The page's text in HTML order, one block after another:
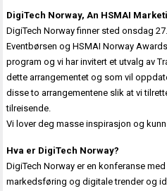
DigiTech Norway, An HSMAI
DigiTech Norway finner sted onsdag
Eventbørsen og HSMAI Norway
program og vi har invitert et utvalg av
dette arrangementet og som vil
disse to arrangementene slik at vi
tilreisende.
Vi lover deg masse inspirasjon og
Hva er DigiTech Norway?
DigiTech Norway er en konferanse
markedsføring og digitale trender og